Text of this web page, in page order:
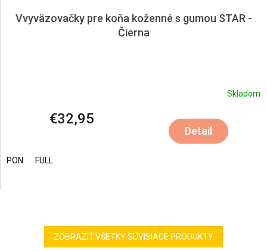
Vvyväzovačky pre koňa koženné s gumou STAR -
Čierna
Skladom
€32,95
Detail
PON FULL
ZOBRAZIŤ VŠETKY SÚVISIACE PRODUKTY